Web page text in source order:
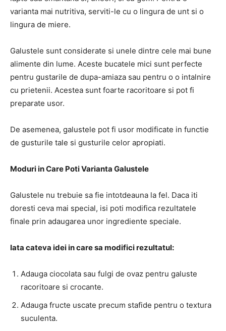
varianta mai nutritiva, serviti-le cu o lingura de unt si o
lingura de miere.
Galustele sunt considerate si unele dintre cele mai bune
alimente din lume. Aceste bucatele mici sunt perfecte
pentru gustarile de dupa-amiaza sau pentru o o intalnire
cu prietenii. Acestea sunt foarte racoritoare si pot fi
preparate usor.
De asemenea, galustele pot fi usor modificate in functie
de gusturile tale si gusturile celor apropiati.
Moduri in Care Poti Varianta Galustele
Galustele nu trebuie sa fie intotdeauna la fel. Daca iti
doresti ceva mai special, isi poti modifica rezultatele
finale prin adaugarea unor ingrediente speciale.
Iata cateva idei in care sa modifici rezultatul:
Adauga ciocolata sau fulgi de ovaz pentru galuste
racoritoare si crocante.
Adauga fructe uscate precum stafide pentru o textura
suculenta.